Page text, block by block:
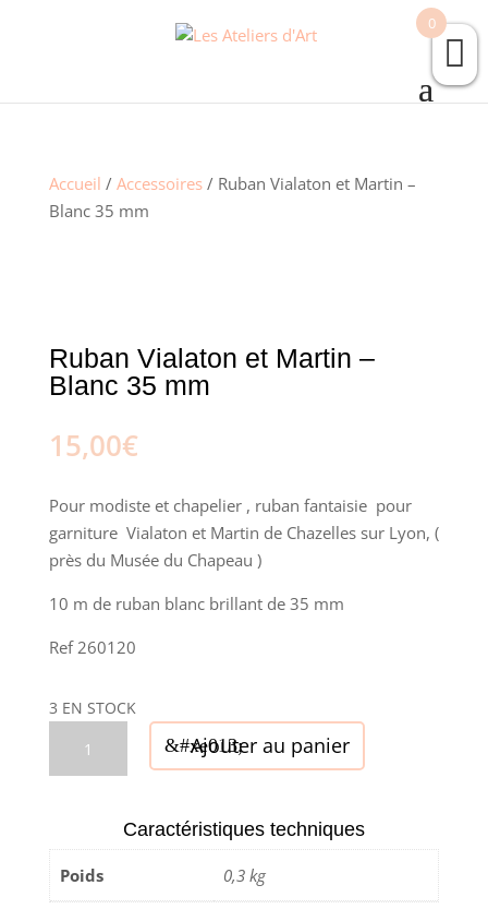
Accueil / Accessoires/ Ruban Vialaton et Martin –
Blanc 35 mm
Ruban Vialaton et Martin –
Blanc 35 mm
15,00€
Pour modiste et chapelier , ruban fantaisie pour
garniture Vialaton et Martin de Chazelles sur Lyon, (
près du Musée du Chapeau )
10 m de ruban blanc brillant de 35 mm
Ref 260120
3 EN STOCK
Martin
-
Ajouter au panier
Caractéristiques techniques
Poids 0,3 kg
0